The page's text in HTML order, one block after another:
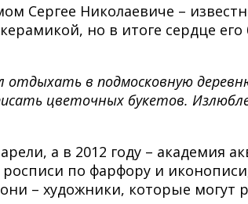
Сергее Николаевиче –
но в итоге сердце
отдыхать в подмосковную
цветочных букетов.
а в 2012 году – академия
по фарфору и
– художники, которые